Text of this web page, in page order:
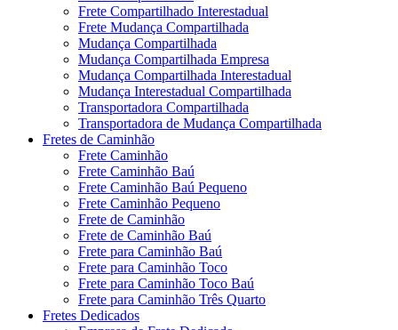
Frete Compartilhado Interestadual
Frete Mudança Compartilhada
Mudança Compartilhada
Mudança Compartilhada Empresa
Mudança Compartilhada Interestadual
Mudança Interestadual Compartilhada
Transportadora Compartilhada
Transportadora de Mudança Compartilhada
Fretes de Caminhão
Frete Caminhão
Frete Caminhão Baú
Frete Caminhão Baú Pequeno
Frete Caminhão Pequeno
Frete de Caminhão
Frete de Caminhão Baú
Frete para Caminhão Baú
Frete para Caminhão Toco
Frete para Caminhão Toco Baú
Frete para Caminhão Três Quarto
Fretes Dedicados